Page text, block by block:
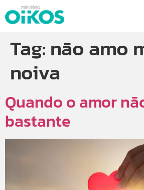
Tag: não amo
noiva
Quando o amor
bastante